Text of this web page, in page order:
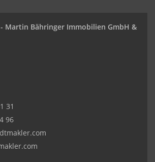
Martin Bähringer Immobilien GmbH &
31
96